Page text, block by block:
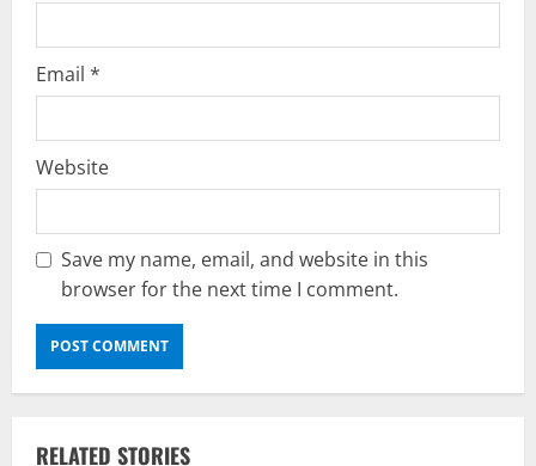
Email *
Website
Save my name, email, and website in this
browser for the next time I comment.
RELATED STORIES